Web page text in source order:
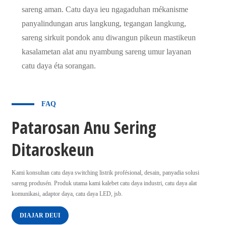
sareng aman. Catu daya ieu ngagaduhan mékanisme
panyalindungan arus langkung, tegangan langkung,
sareng sirkuit pondok anu diwangun pikeun mastikeun
kasalametan alat anu nyambung sareng umur layanan
catu daya éta sorangan.
FAQ
Patarosan Anu Sering
Ditaroskeun
Kami konsultan catu daya switching listrik profésional, desain, panyadia solusi
sareng produsén. Produk utama kami kalebet catu daya industri, catu daya alat
komunikasi, adaptor daya, catu daya LED, jsb.
DIAJAR DEUI